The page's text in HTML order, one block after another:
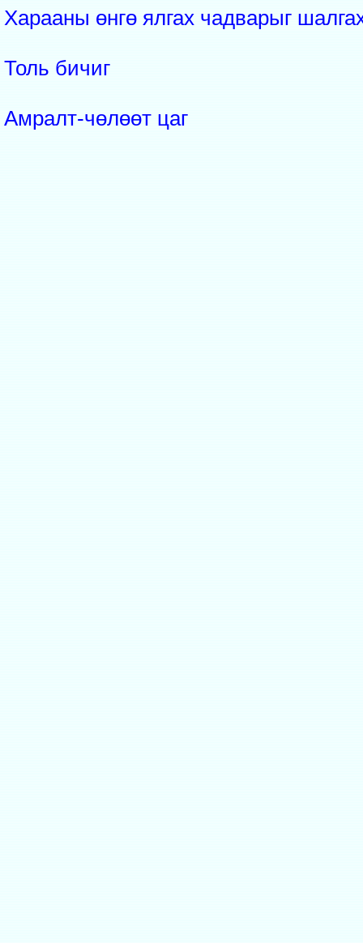
Харааны өнгө ялгах чадварыг
Толь бичиг
Амралт-чөлөөт цаг